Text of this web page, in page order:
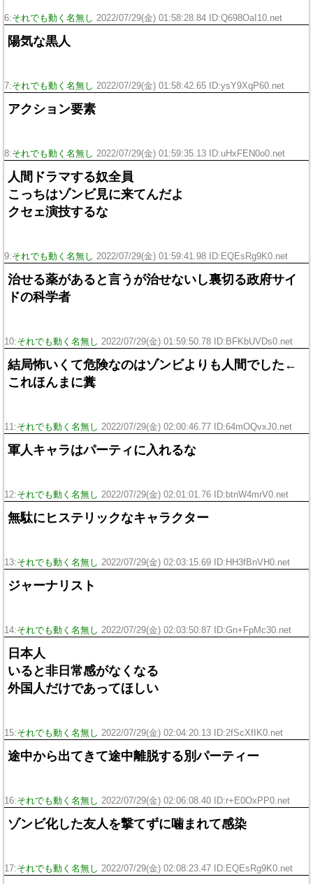
6:それでも動く名無し 2022/07/29(金) 01:58:28.84 ID:Q698OaI10.net
陽気な黒人
7:それでも動く名無し 2022/07/29(金) 01:58:42.65 ID:ysY9XqP60.net
アクション要素
8:それでも動く名無し 2022/07/29(金) 01:59:35.13 ID:uHxFEN0o0.net
人間ドラマする奴全員
こっちはゾンビ見に来てんだよ
クセェ演技するな
9:それでも動く名無し 2022/07/29(金) 01:59:41.98 ID:EQEsRg9K0.net
治せる薬があると言うが治せないし裏切る政府サイ
ドの科学者
10:それでも動く名無し 2022/07/29(金) 01:59:50.78 ID:BFKbUVDs0.net
結局怖いくて危険なのはゾンビよりも人間でした←
これほんまに糞
11:それでも動く名無し 2022/07/29(金) 02:00:46.77 ID:64mOQvxJ0.net
軍人キャラはパーティに入れるな
12:それでも動く名無し 2022/07/29(金) 02:01:01.76 ID:btnW4mrV0.net
無駄にヒステリックなキャラクター
13:それでも動く名無し 2022/07/29(金) 02:03:15.69 ID:HH3fBnVH0.net
ジャーナリスト
14:それでも動く名無し 2022/07/29(金) 02:03:50.87 ID:Gn+FpMc30.net
日本人
いると非日常感がなくなる
外国人だけであってほしい
15:それでも動く名無し 2022/07/29(金) 02:04:20.13 ID:2fScXfIK0.net
途中から出てきて途中離脱する別パーティー
16:それでも動く名無し 2022/07/29(金) 02:06:08.40 ID:r+E0OxPP0.net
ゾンビ化した友人を撃てずに噛まれて感染
17:それでも動く名無し 2022/07/29(金) 02:08:23.47 ID:EQEsRg9K0.net